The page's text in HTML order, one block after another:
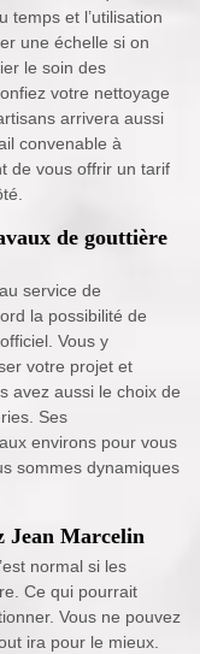
temps et l’utilisation
une échelle si on
le soin des
votre nettoyage
arrivera aussi
convenable à
de vous offrir un tarif
de gouttière
service de
la possibilité de
Vous y
votre projet et
avez aussi le choix de
Ses
environs pour vous
sommes dynamiques
Jean Marcelin
normal si les
Ce qui pourrait
Vous ne pouvez
ira pour le mieux.